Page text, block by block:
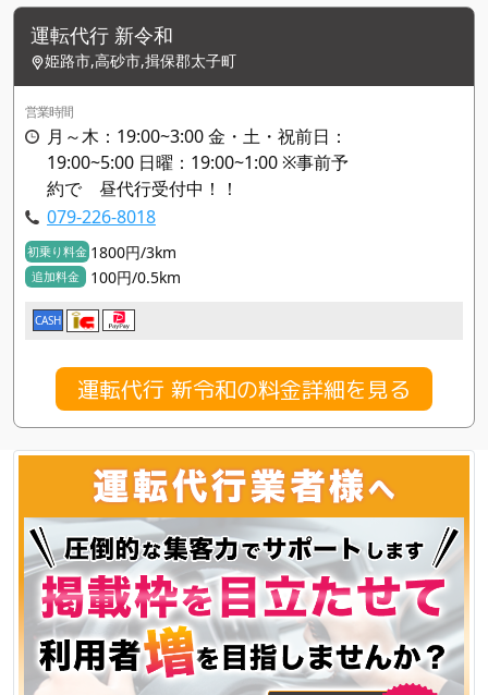
運転代行 新令和
姫路市,高砂市,揖保郡太子町
営業時間
月～木：19:00~3:00 金・土・祝前日：
19:00~5:00 日曜：19:00~1:00 ※事前予
約で 昼代行受付中！！
079-226-8018
初乗り料金 1800円/3km
追加料金 100円/0.5km
CASH
運転代行 新令和の料金詳細を見る